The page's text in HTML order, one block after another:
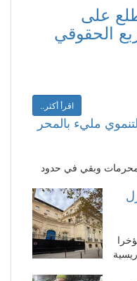
على
الحقوقي
اقرأ أكثر..
مليء بالمحر
وبقي في حدود